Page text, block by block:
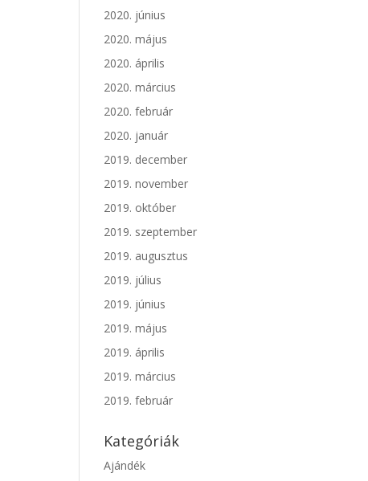
2020. június
2020. május
2020. április
2020. március
2020. február
2020. január
2019. december
2019. november
2019. október
2019. szeptember
2019. augusztus
2019. július
2019. június
2019. május
2019. április
2019. március
2019. február
Kategóriák
Ajándék